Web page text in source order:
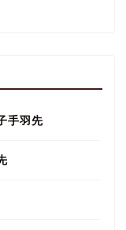
手羽先